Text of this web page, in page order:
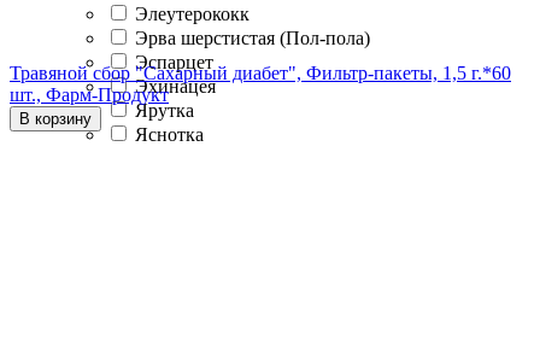
Элеутерококк
Эрва шерстистая (Пол-пола)
Эспарцет
Эхинацея
Ярутка
Яснотка
Травяной сбор "Сахарный диабет", Фильтр-пакеты, 1,5 г.*60
шт., Фарм-Продукт
В корзину